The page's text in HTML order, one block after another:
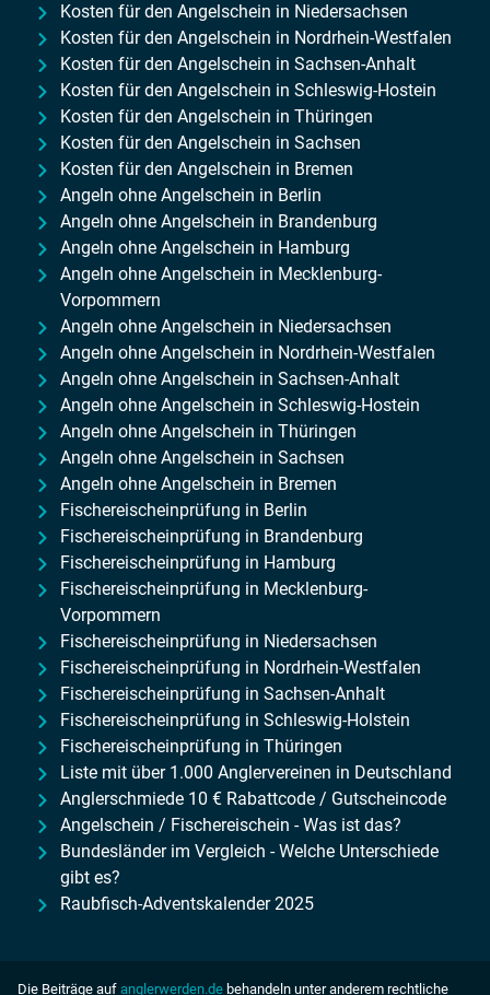
Kosten für den Angelschein in Niedersachsen
Kosten für den Angelschein in Nordrhein-Westfalen
Kosten für den Angelschein in Sachsen-Anhalt
Kosten für den Angelschein in Schleswig-Hostein
Kosten für den Angelschein in Thüringen
Kosten für den Angelschein in Sachsen
Kosten für den Angelschein in Bremen
Angeln ohne Angelschein in Berlin
Angeln ohne Angelschein in Brandenburg
Angeln ohne Angelschein in Hamburg
Angeln ohne Angelschein in Mecklenburg-
Vorpommern
Angeln ohne Angelschein in Niedersachsen
Angeln ohne Angelschein in Nordrhein-Westfalen
Angeln ohne Angelschein in Sachsen-Anhalt
Angeln ohne Angelschein in Schleswig-Hostein
Angeln ohne Angelschein in Thüringen
Angeln ohne Angelschein in Sachsen
Angeln ohne Angelschein in Bremen
Fischereischeinprüfung in Berlin
Fischereischeinprüfung in Brandenburg
Fischereischeinprüfung in Hamburg
Fischereischeinprüfung in Mecklenburg-
Vorpommern
Fischereischeinprüfung in Niedersachsen
Fischereischeinprüfung in Nordrhein-Westfalen
Fischereischeinprüfung in Sachsen-Anhalt
Fischereischeinprüfung in Schleswig-Holstein
Fischereischeinprüfung in Thüringen
Liste mit über 1.000 Anglervereinen in Deutschland
Anglerschmiede 10 € Rabattcode / Gutscheincode
Angelschein / Fischereischein - Was ist das?
Bundesländer im Vergleich - Welche Unterschiede
gibt es?
Raubfisch-Adventskalender 2025
Die Beiträge auf anglerwerden.de behandeln unter anderem rechtliche